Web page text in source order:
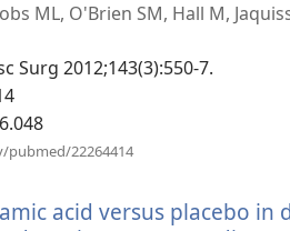
ML, O'Brien SM, Hall M,
Surg 2012;143(3):550-7.
pubmed/22264414
창
acid versus placebo in